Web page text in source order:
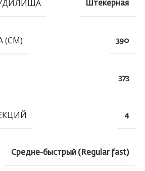
Штекерная
(СМ) 390
373
4
Средне-быстрый (Regular fast)